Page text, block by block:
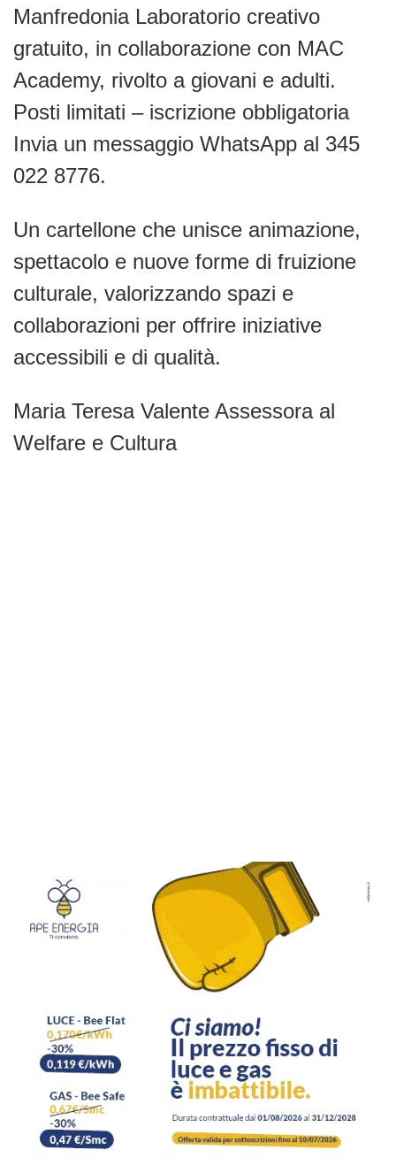
Manfredonia Laboratorio creativo
gratuito, in collaborazione con MAC
Academy, rivolto a giovani e adulti.
Posti limitati – iscrizione obbligatoria
Invia un messaggio WhatsApp al 345
022 8776.
Un cartellone che unisce animazione,
spettacolo e nuove forme di fruizione
culturale, valorizzando spazi e
collaborazioni per offrire iniziative
accessibili e di qualità.
Maria Teresa Valente Assessora al
Welfare e Cultura